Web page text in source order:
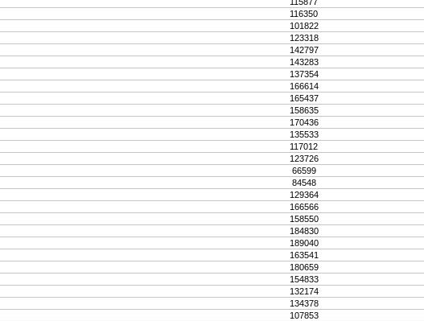
116350
101822
123318
142797
143283
137354
166614
165437
158635
170436
135533
117012
123726
66599
84548
129364
166566
158550
184830
189040
163541
180659
154833
132174
134378
107853